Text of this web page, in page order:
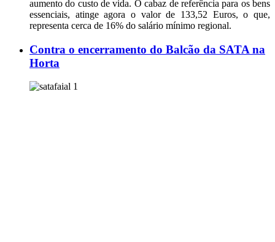
aumento do custo de vida. O cabaz de referência para os bens
essenciais, atinge agora o valor de 133,52 Euros, o que,
representa cerca de 16% do salário mínimo regional.
Contra o encerramento do Balcão da SATA na
Horta